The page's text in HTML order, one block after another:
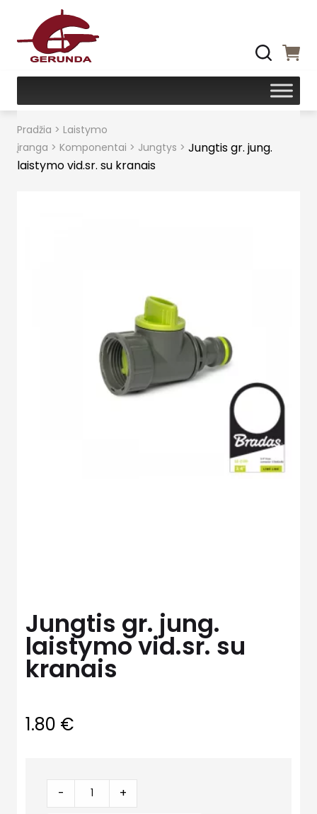
Pradžia > Laistymo
įranga > Komponentai > Jungtys > Jungtis gr. jung.
laistymo vid.sr. su kranais
Jungtis gr. jung.
laistymo vid.sr. su
kranais
1.80 €
gr.
- +